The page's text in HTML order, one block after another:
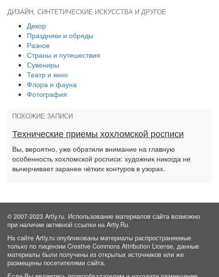
ДИЗАЙН, СИНТЕТИЧЕСКИЕ ИСКУССТВА И ДРУГОЕ
Декор
Праздники и обряды
Разное
Страны и путешествия
Сувениры
Театр и кино
Флора и фауна
Фотография
ПОХОЖИЕ ЗАПИСИ
Технические приемы хохломской росписи
Вы, вероятно, уже обратили внимание на главную
особенность хохломской росписи: художник никогда не
вычерчивает заранее чётких контуров в узорах.
© 2007-2023 Artly.ru. Использование материалов сайта возможно
при наличии активной ссылки на Artly.Ru.
На сайте Artly.ru опубликованы материалы распространяемые
только по лицензии Creative Commons Attribution License, данные
материалы были получены из открытых источников или же
размещены посетителями сайта.